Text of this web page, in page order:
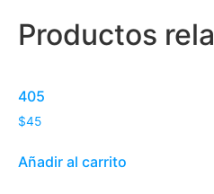
Productos
405
$45
Añadir al carrito